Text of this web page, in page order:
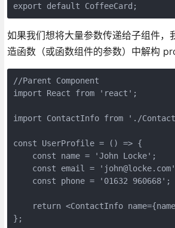
export default CoffeeCard;
如果我们想将大量参数传递给子组件，
造函数（或函数组件的参数）中解构
//Parent Component
import React from 'react';
import ContactInfo from './
const UserProfile = () => {
    const name = 'John Locke';
const email =
    const phone = '01632 960668';
return <ContactInfo
};